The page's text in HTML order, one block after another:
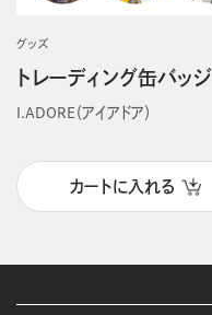
グッズ
トレーディング缶バッジ
I.ADORE（アイアドア）
カートに入れる